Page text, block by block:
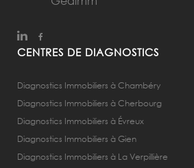
CENTRES DE DIAGNOSTICS
Diagnostics Immobiliers à Chambéry
Diagnostics Immobiliers à Cherbourg
Diagnostics Immobiliers à Évreux
Diagnostics Immobiliers à Gien
Diagnostics Immobiliers à La Verpillière